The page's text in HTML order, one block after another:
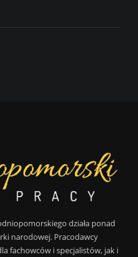
działa ponad
narodowej. Pracodawcy
fachowców i specjalistów, jak i